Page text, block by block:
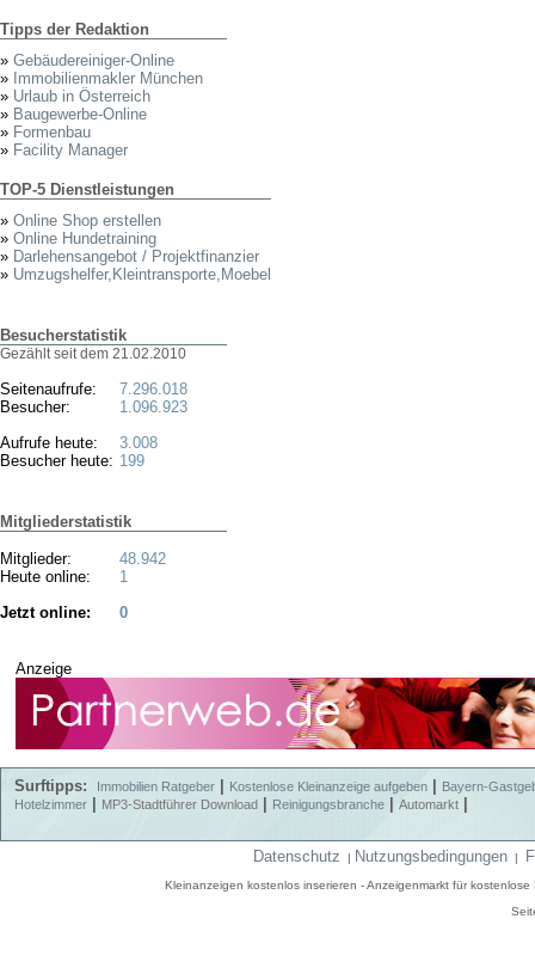
Tipps der Redaktion
» Gebäudereiniger-Online
» Immobilienmakler München
» Urlaub in Österreich
» Baugewerbe-Online
» Formenbau
» Facility Manager
TOP-5 Dienstleistungen
» Online Shop erstellen
» Online Hundetraining
» Darlehensangebot / Projektfinanzier
» Umzugshelfer,Kleintransporte,Moebel
Besucherstatistik
Gezählt seit dem 21.02.2010
Seitenaufrufe:
Besucher:
Aufrufe heute:
Besucher heute:
7.296.018
1.096.923
3.008
199
Mitgliederstatistik
Mitglieder:
Heute online:
48.942
1
Jetzt online:
0
Anzeige
Surftipps: Immobilien Ratgeber Kostenlose Kleinanzeige aufgeben
Bayern-
Hotelzimmer
MP3-Stadtführer Download Reinigungsbranche Automarkt
Datenschutz | Nutzungsbedingungen |
Kleinanzeigen kostenlos inserieren - Anzeigenmarkt für